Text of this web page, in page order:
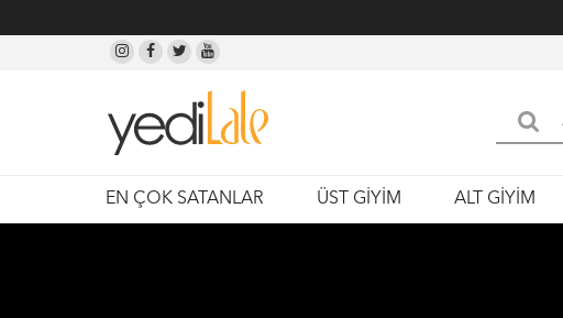
EN ÇOK SATANLAR ÜST GİYİM ALT GİYİM